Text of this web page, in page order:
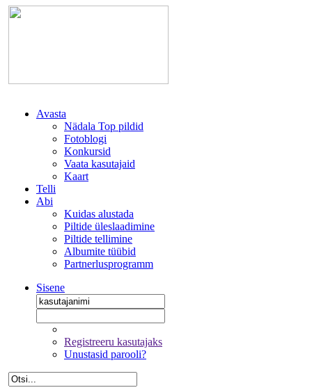
Avasta
Nädala Top pildid
Fotoblogi
Konkursid
Vaata kasutajaid
Kaart
Telli
Abi
Kuidas alustada
Piltide üleslaadimine
Piltide tellimine
Albumite tüübid
Partnerlusprogramm
Sisene
Registreeru kasutajaks
Unustasid parooli?